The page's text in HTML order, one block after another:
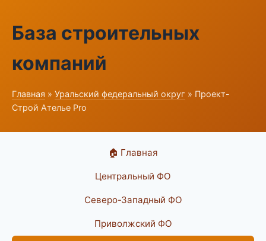
База строительных
компаний
Главная » Уральский федеральный округ » Проект-
Строй Ателье Pro
🏠 Главная
Центральный ФО
Северо-Западный ФО
Приволжский ФО